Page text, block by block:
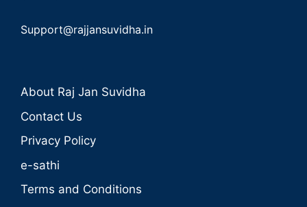
Support@rajjansuvidha.in
About Raj Jan Suvidha
Contact Us
Privacy Policy
e-sathi
Terms and Conditions